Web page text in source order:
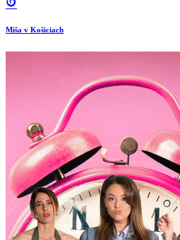
Miša v Košiciach